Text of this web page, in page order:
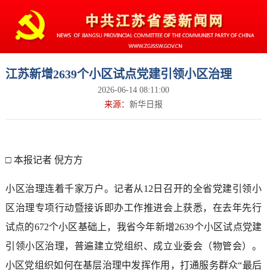
江苏新增2639个小区试点党建引领小区治理
2026-06-14 08:11:00
来源： 新华日报
□ 本报记者 倪方方
小区治理连着千家万户。记者从12日召开的全省党建引领小
区治理专项行动暨接诉即办工作推进会上获悉，在去年先行
试点的672个小区基础上，我省今年新增2639个小区试点党建
引领小区治理，普遍建立党组织、成立业委会（物管会）。
小区党组织如何在基层治理中发挥作用，打通服务群众“最后